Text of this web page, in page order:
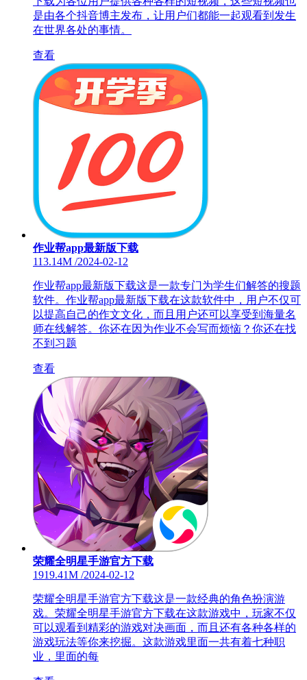
是由各个抖音博主发布，让用户们都能一起观看到发生
在世界各处的事情。
查看
作业帮app最新版下载
113.14M /2024-02-12
作业帮app最新版下载这是一款专门为学生们解答的搜题
软件。作业帮app最新版下载在这款软件中，用户不仅可
以提高自己的作文文化，而且用户还可以享受到海量名
师在线解答。你还在因为作业不会写而烦恼？你还在找
不到习题
查看
荣耀全明星手游官方下载
1919.41M /2024-02-12
荣耀全明星手游官方下载这是一款经典的角色扮演游
戏。荣耀全明星手游官方下载在这款游戏中，玩家不仅
可以观看到精彩的游戏对决画面，而且还有各种各样的
游戏玩法等你来挖掘。这款游戏里面一共有着七种职
业，里面的每